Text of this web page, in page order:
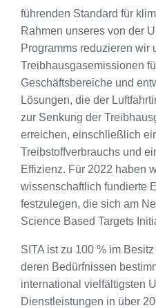
führenden Standard für
Rahmen unseres von der
Programms reduzieren wir
Treibhausgasemissionen
Geschäftsbereiche und
Lösungen, die der
zur Senkung der
erreichen, einschließlich
Treibstoffverbrauchs und
Effizienz. Für 2022 haben
wissenschaftlich fundierte
festzulegen, die sich am
Science Based Targets
SITA ist zu 100 % im
deren Bedürfnissen
international vielfältigsten
Dienstleistungen in über